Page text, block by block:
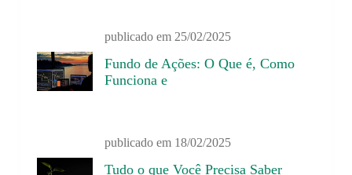
Fundo de Ações: O Que é, Como
Funciona e
publicado em 25/02/2025
Tudo o que Você Precisa Saber
publicado em 18/02/2025